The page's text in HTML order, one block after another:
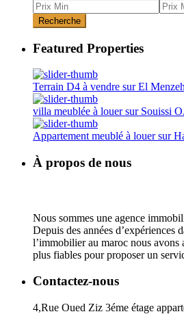
Recherche
Featured Properties
Terrain D4 à vendre sur El
villa meublée à louer sur Souissi
Appartement meublé à louer sur
À propos de nous
Nous sommes une agence
Depuis des années d’expériences
l’immobilier au maroc nous avons
plus fiables pour proposer un
Contactez-nous
4,Rue Oued Ziz 3éme étage